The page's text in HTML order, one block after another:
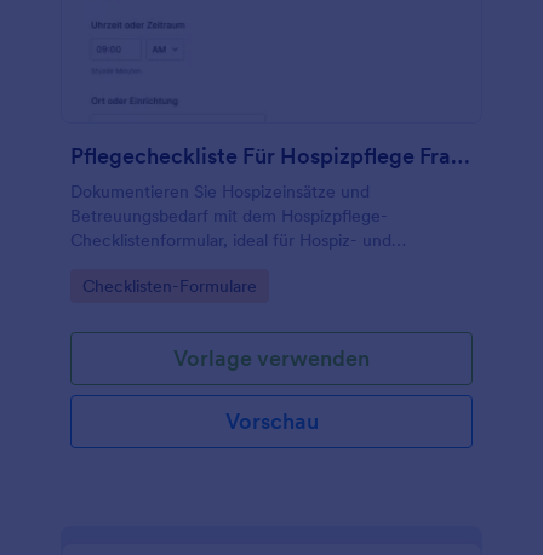
Pflegecheckliste Für Hospizpflege Fragebogen 🕊️
Dokumentieren Sie Hospizeinsätze und
Betreuungsbedarf mit dem Hospizpflege-
Checklistenformular, ideal für Hospiz- und
und Formularantworten zentral verwalten möchten.
Go to Category:
Checklisten-Formulare
Vorlage verwenden
Vorschau